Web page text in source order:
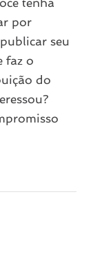
tenha
por
seu
faz o
do